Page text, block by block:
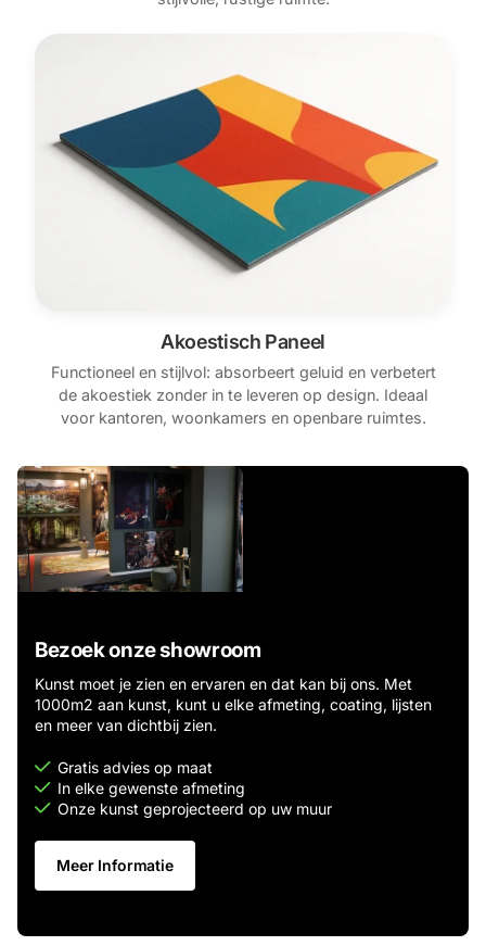
Akoestisch Paneel
Functioneel en stijlvol: absorbeert geluid en verbetert
de akoestiek zonder in te leveren op design. Ideaal
voor kantoren, woonkamers en openbare ruimtes.
Bezoek onze showroom
Kunst moet je zien en ervaren en dat kan bij ons. Met
1000m2 aan kunst, kunt u elke afmeting, coating, lijsten
en meer van dichtbij zien.
Gratis advies op maat
In elke gewenste afmeting
Onze kunst geprojecteerd op uw muur
Meer Informatie